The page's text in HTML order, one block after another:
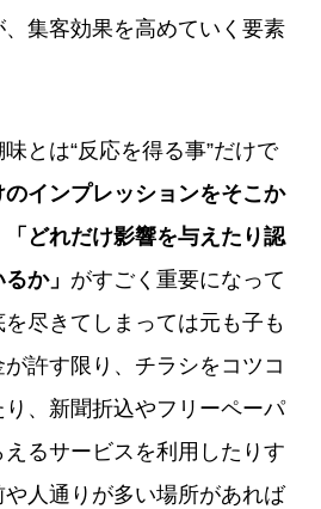
、集客効果を高めていく要素
とは“反応を得る事”だけで
のインプレッションをそこか
「どれだけ影響を与えたり認
か」 がすごく重要になって
尽きてしまっては元も子も
許す限り、チラシをコツコ
、新聞折込やフリーペーパ
るサービスを利用したりす
人通りが多い場所があれば